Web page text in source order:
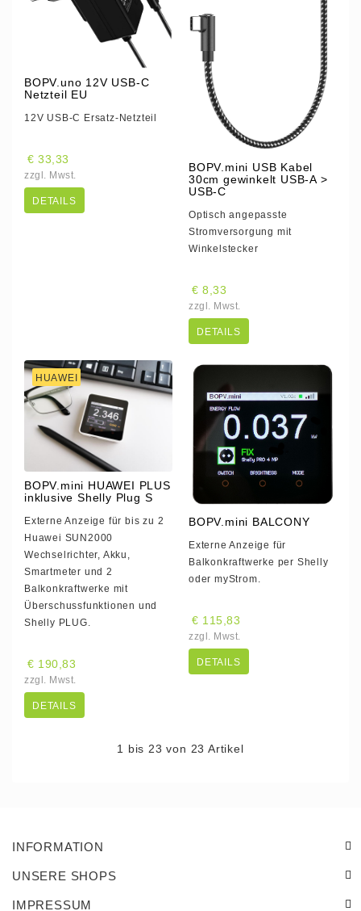
BOPV.uno 12V USB-C
Netzteil EU
12V USB-C Ersatz-Netzteil
€ 33,33
zzgl. Mwst.
DETAILS
BOPV.mini USB Kabel
30cm gewinkelt USB-A >
USB-C
Optisch angepasste
Stromversorgung mit
Winkelstecker
€ 8,33
zzgl. Mwst.
DETAILS
HUAWEI
BOPV.mini HUAWEI PLUS
inklusive Shelly Plug S
Externe Anzeige für bis zu 2
Huawei SUN2000
Wechselrichter, Akku,
Smartmeter und 2
Balkonkraftwerke mit
Überschussfunktionen und
Shelly PLUG.
€ 190,83
zzgl. Mwst.
DETAILS
BOPV.mini BALCONY
Externe Anzeige für
Balkonkraftwerke per Shelly
oder myStrom.
€ 115,83
zzgl. Mwst.
DETAILS
1 bis 23 von 23 Artikel
INFORMATION
UNSERE SHOPS
IMPRESSUM